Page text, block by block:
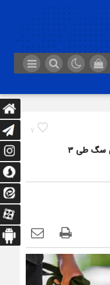
7
افزایش مصدومین ناشی از گاز گرفتگی سگ طی ۳